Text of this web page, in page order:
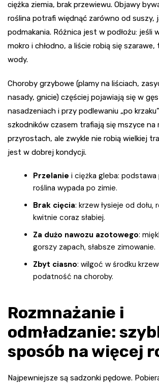
ciężka ziemia, brak przewiewu. Objawy
roślina potrafi więdnąć zarówno od suszy,
podmakania. Różnica jest w podłożu: jeśli
mokro i chłodno, a liście robią się
wody.
Choroby grzybowe (plamy na liściach,
nasady, gnicie) częściej pojawiają się w
nasadzeniach i przy podlewaniu „po
szkodników czasem trafiają się mszyce na
przyrostach, ale zwykle nie robią wielkiej
jest w dobrej kondycji.
Przelanie i ciężka gleba:
roślina wypada po zimie.
Brak cięcia: krzew łysieje od dołu,
kwitnie coraz słabiej.
Za dużo nawozu azotowego:
gorszy zapach, słabsze zimowanie.
Zbyt ciasno: wilgoć w środku
podatność na choroby.
Rozmnażanie i
odmładzanie:
sposób na więcej
Najpewniejsze są sadzonki pędowe.